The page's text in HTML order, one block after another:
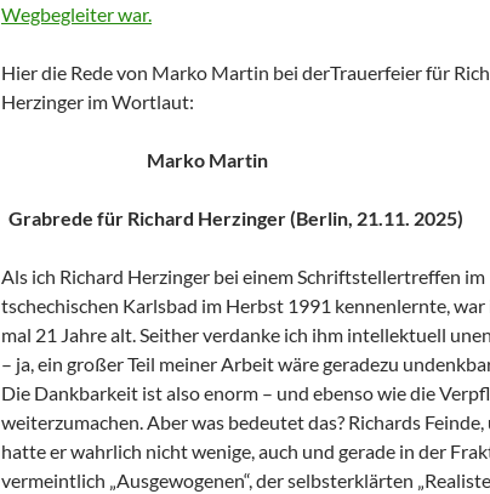
Wegbegleiter war.
Hier die Rede von Marko Martin bei derTrauerfeier für
Herzinger im Wortlaut:
Marko Martin
Grabrede für Richard Herzinger (Berlin, 21.11. 2025)
Als ich Richard Herzinger bei einem Schriftstellertreffen im
tschechischen Karlsbad im Herbst 1991 kennenlernte, war
mal 21 Jahre alt. Seither verdanke ich ihm intellektuell
– ja, ein großer Teil meiner Arbeit wäre geradezu
Die Dankbarkeit ist also enorm – und ebenso wie die
weiterzumachen. Aber was bedeutet das? Richards
hatte er wahrlich nicht wenige, auch und gerade in der
vermeintlich „Ausgewogenen“, der selbsterklärten